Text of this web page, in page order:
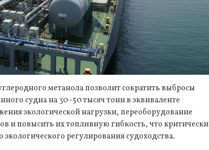
метанола позволит сократить выбросы
судна на 30–50 тысяч тонн в эквиваленте
экологической нагрузки, переоборудование
и повысить их топливную гибкость, что критически
регулирования судоходства.